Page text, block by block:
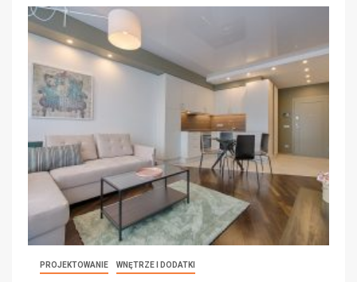
PROJEKTOWANIE WNĘTRZE I DODATKI